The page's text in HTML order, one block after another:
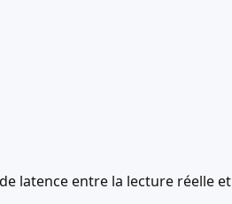
latence entre la lecture réelle et